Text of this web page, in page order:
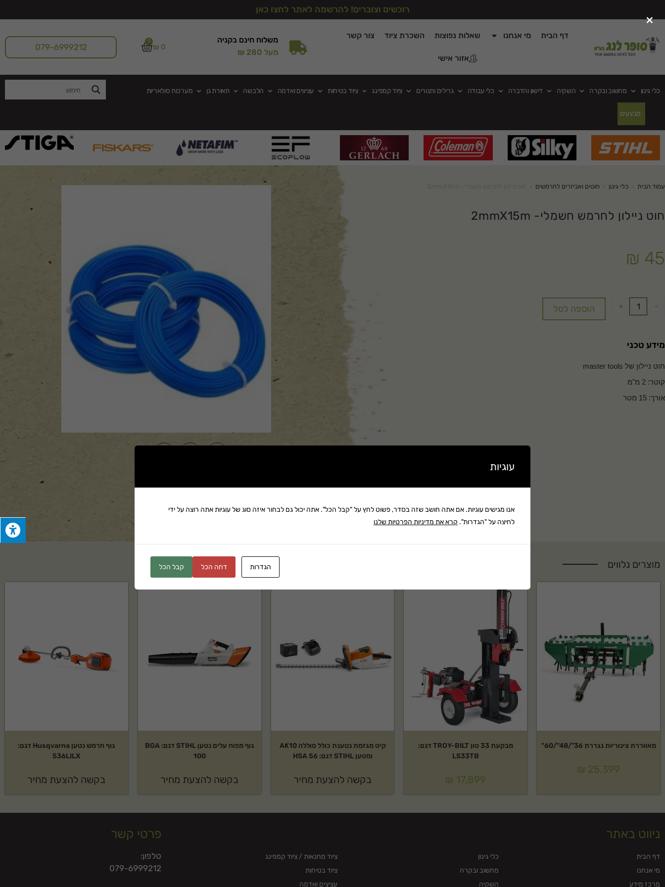
רוכשים וצוברים! להרשמה לאתר לחצו כאן
דף הבית מי אנחנו שאלות נפוצות השכרת ציוד צור קשר
אזור אישי
משלוח חינם בקניה
מעל 280 ₪
₪0
0
079-6999212
כלי גינון מחשוב ובקרה השקיה דישון והדברה כלי עבודה גרילים ותנורים ציוד קמפינג ציוד בטיחות עציצים ואדמה הלבשה תאורת גן מערכות סולאריות
מבצעים
עמוד הבית כלי גינון חוטים ואביזרים לחרמשים
חוט ניילון לחרמש חשמלי- 2mmX15m
₪ 45
-
+ הוספה לסל
מידע טכני
חוט ניילון של master tools
קוטר: 2 מ"מ
אורך: 15 מטר
שתף:
זמן אספקה:עד 14 ימי עסקים
מוצרים נלווים
מאווררת צינוריות נגררת 36"/48"/60"
₪ 25,399
מבקעת 33 טון TROY-BILT דגם:
LS33TB
₪ 17,899
קיט מגזמת נטענת כולל סוללה AK10
ומטען STIHL דגם: HSA 56
בקשה להצעת מחיר
גוף מפוח עלים נטען STIHL דגם: BGA
100
בקשה להצעת מחיר
גוף חרמש נטען Husqvarna דגם:
536LILX
בקשה להצעת מחיר
ניווט באתר
דף הבית
מי אנחנו
מרכז מידע
כלי גינון
מחשוב ובקרה
השקיה
ציוד מחנאות / ציוד קמפינג
ציוד בטיחות
עציצים ואדמה
פרטי קשר
טלפון:
079-6999212
×
עוגיות
אנו מגישים עוגיות. אם אתה חושב שזה בסדר, פשוט לחץ על "קבל הכל". אתה יכול גם לבחור איזה סוג של עוגיות אתה רוצה על ידי
לחיצה על "הגדרות". קרא את מדיניות הפרטיות שלנו
הגדרות דחה הכל קבל הכל